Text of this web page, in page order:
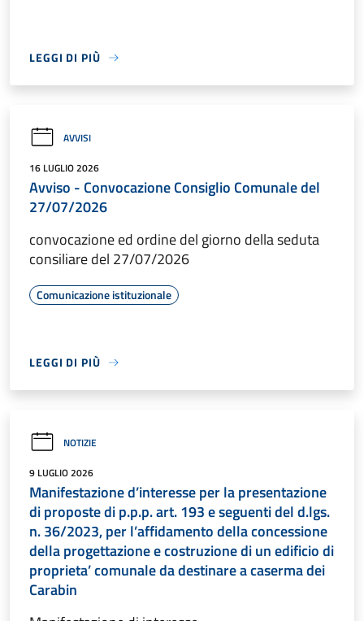
LEGGI DI PIÙ
AVVISI
16 LUGLIO 2026
Avviso - Convocazione Consiglio Comunale del
27/07/2026
convocazione ed ordine del giorno della seduta
consiliare del 27/07/2026
Comunicazione istituzionale
LEGGI DI PIÙ
NOTIZIE
9 LUGLIO 2026
Manifestazione d’interesse per la presentazione
di proposte di p.p.p. art. 193 e seguenti del d.lgs.
n. 36/2023, per l’affidamento della concessione
della progettazione e costruzione di un edificio di
proprieta’ comunale da destinare a caserma dei
Carabin